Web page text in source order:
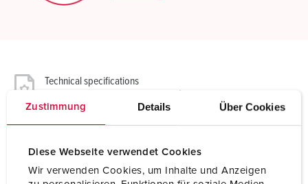
Zustimmung Details Über Cookies
Diese Webseite verwendet Cookies
Wir verwenden Cookies, um Inhalte und Anzeigen
Technical specifications
Panel mounted receptacle 1147A
Ampere 63 A
Poles 3 p